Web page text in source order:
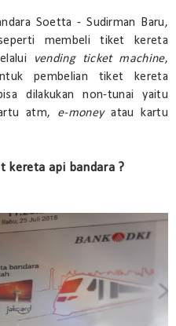
Soetta - Sudirman Baru,
membeli tiket kereta
vending ticket machine,
pembelian tiket kereta
dilakukan non-tunai yaitu
atm, e-moneyatau kartu
kereta api bandara ?